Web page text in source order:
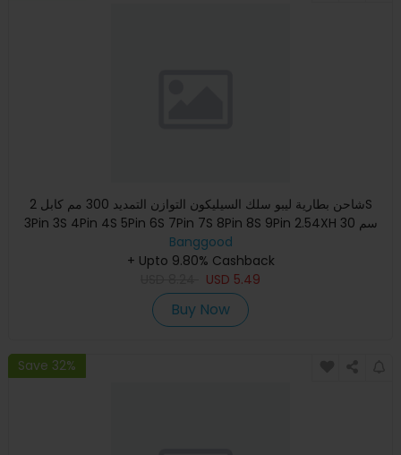
شاحن بطارية ليبو سلك السيليكون التوازن التمديد 300 مم كابل 2S
3Pin 3S 4Pin 4S 5Pin 6S 7Pin 7S 8Pin 8S 9Pin 2.54XH 30 سم
Banggood
+ Upto 9.80% Cashback
USD 5.49
Buy Now
Save 32%